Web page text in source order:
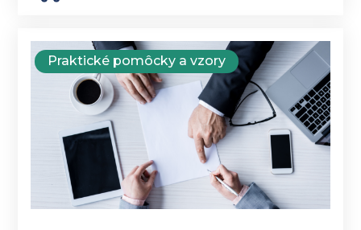
Praktické pomôcky a vzory